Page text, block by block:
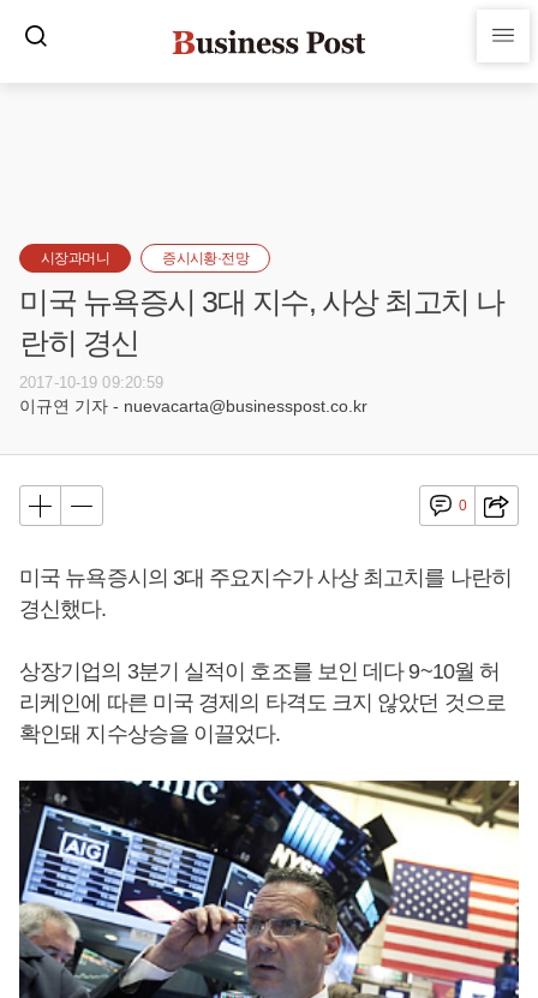
시장과머니 증시시황·전망
미국 뉴욕증시 3대 지수, 사상 최고치 나
란히 경신
2017-10-19 09:20:59
이규연 기자 - nuevacarta@businesspost.co.kr
0
미국 뉴욕증시의 3대 주요지수가 사상 최고치를 나란히
경신했다.
상장기업의 3분기 실적이 호조를 보인 데다 9~10월 허
리케인에 따른 미국 경제의 타격도 크지 않았던 것으로
확인돼 지수상승을 이끌었다.